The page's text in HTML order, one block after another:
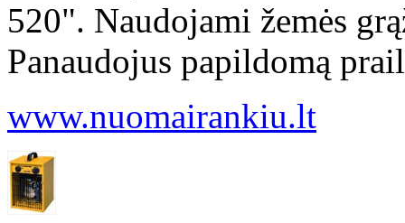
520". Naudojami žemės
Panaudojus papildomą
www.nuomairankiu.lt